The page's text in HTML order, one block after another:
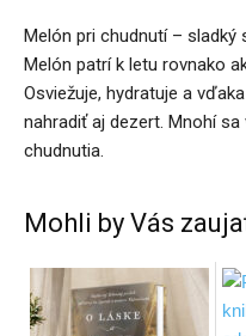
Melón pri chudnutí – sladký
Melón patrí k letu rovnako
Osviežuje, hydratuje a
nahradiť aj dezert. Mnohí
chudnutia.
Mohli by Vás